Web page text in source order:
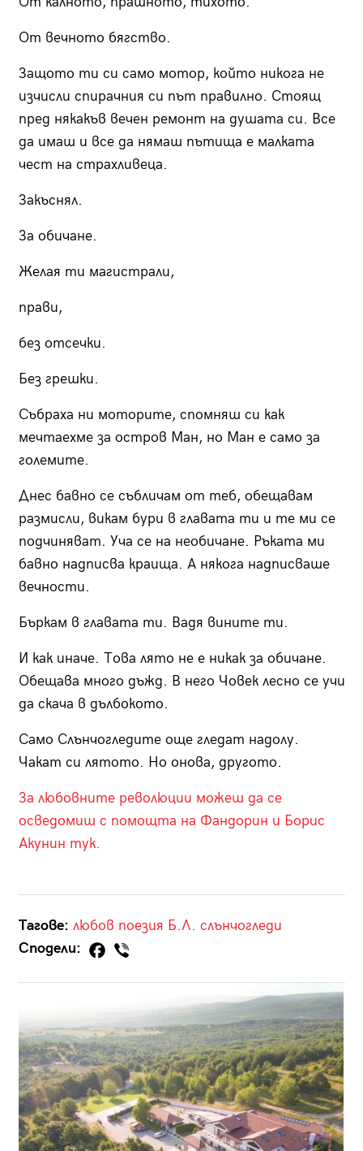
От вечното бягство.
Защото ти си само мотор, който никога не
изчисли спирачния си път правилно. Стоящ
пред някакъв вечен ремонт на душата си. Все
да имаш и все да нямаш пътища е малката
чест на страхливеца.
Закъснял.
За обичане.
Желая ти магистрали,
прави,
без отсечки.
Без грешки.
Събраха ни моторите, спомняш си как
мечтаехме за остров Ман, но Ман е само за
големите.
Днес бавно се събличам от теб, обещавам
размисли, викам бури в главата ти и те ми се
подчиняват. Уча се на необичане. Ръката ми
бавно надписва краища. А някога надписваше
вечности.
Бъркам в главата ти. Вадя вините ти.
И как иначе. Това лято не е никак за обичане.
Обещава много дъжд. В него Човек лесно се учи
да скача в дълбокото.
Само Слънчогледите още гледат надолу.
Чакат си лятото. Но онова, другото.
За любовните революции можеш да се
осведомиш с помощта на Фандорин и Борис
Акунин тук.
Тагове: любов поезия Б.Л. слънчогледи
Сподели: